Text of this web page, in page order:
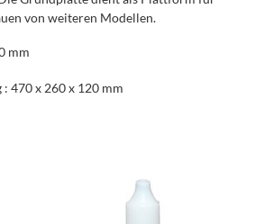
von weiteren Modellen.
mm
470 x 260 x 120 mm